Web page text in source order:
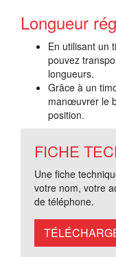
Longueur
En utilisant un
pouvez
longueurs.
Grâce à un
manœuvrer le
position.
FICHE
Une fiche
votre nom, votre
de téléphone.